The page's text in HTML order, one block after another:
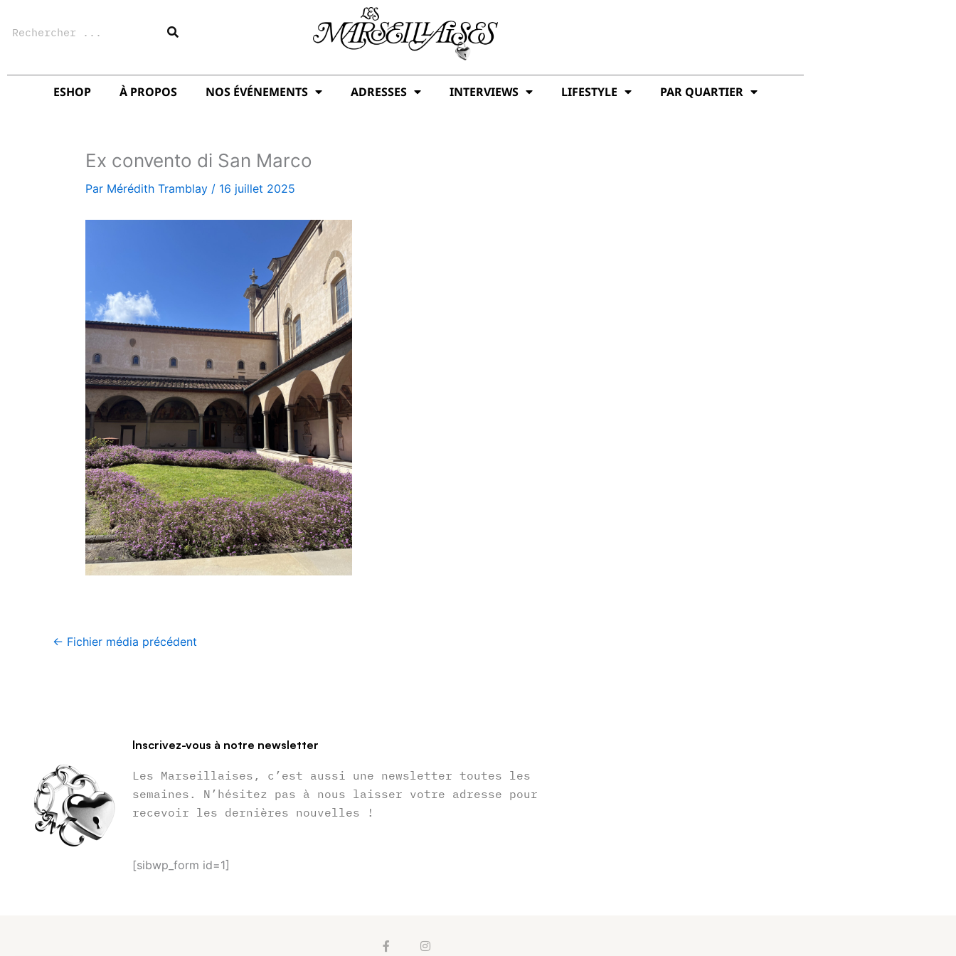
ESHOP À PROPOS NOS ÉVÉNEMENTS ADRESSES INTERVIEWS LIFESTYLE PAR QUARTIER
Ex convento di San Marco
Par Mérédith Tramblay / 16 juillet 2025
← Fichier média précédent
Inscrivez-vous à notre newsletter
Les Marseillaises, c’est aussi une newsletter toutes les
semaines. N’hésitez pas à nous laisser votre adresse pour
recevoir les dernières nouvelles !
[sibwp_form id=1]
F
I